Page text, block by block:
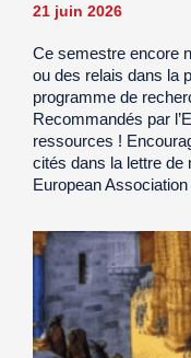
21 juin 2026
Ce semestre encore
ou des relais dans la
programme de
Recommandés par
ressources !
cités dans la lettre de
European